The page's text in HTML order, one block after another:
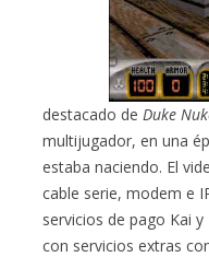
destacado de Duke
multijugador, en una
estaba naciendo. El
cable serie, modem e
servicios de pago Kai
con servicios extras